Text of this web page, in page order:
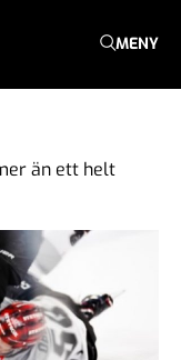
MENY
än ett helt